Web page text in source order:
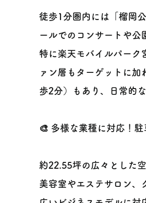
徒歩1分圏内には「榴岡
ールでのコンサートや公
特に楽天モバイルパーク
ァン層もターゲットに加
歩2分）もあり、日常的
🎨 多様な業種に対応！
約22.55坪の広々とした
美容室やエステサロン、